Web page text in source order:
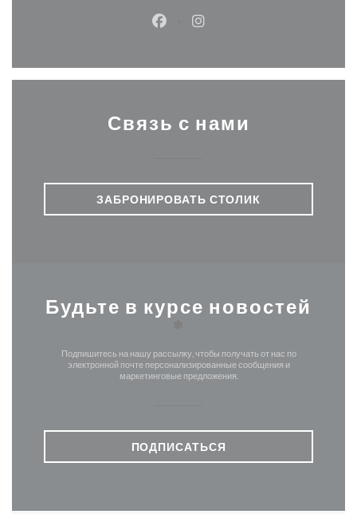
Facebook ((открывается в
Instagram
Связь с нами
ЗАБРОНИРОВАТЬ СТОЛИК
Будьте в курсе новостей
Подпишитесь на нашу рассылку, чтобы получать от нас по
электронной почте персонализированные сообщения и
маркетинговые предложения.
ПОДПИСАТЬСЯ